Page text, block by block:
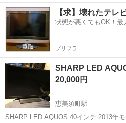
詳細は写真に取り扱いがあるので調べてください。 取
値引き大丈夫です。ご希望添えてくださ
大阪 大阪市 恵美須町駅 テレ
【求】壊れたテレ
状態が悪くてもOK！最
プリフラ
SHARP LED
20,000円
恵美須町駅
SHARP LED AQUOS 40インチ 2013年モデル